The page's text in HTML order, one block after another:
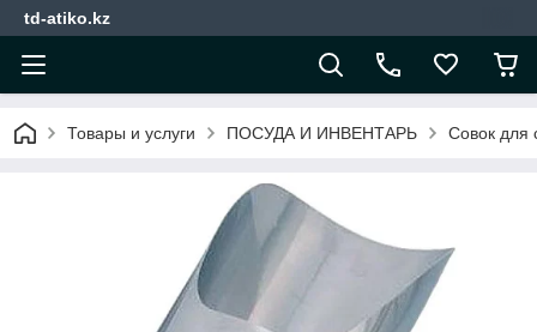
td-atiko.kz
Товары и услуги ПОСУДА И ИНВЕНТАРЬ Совок для